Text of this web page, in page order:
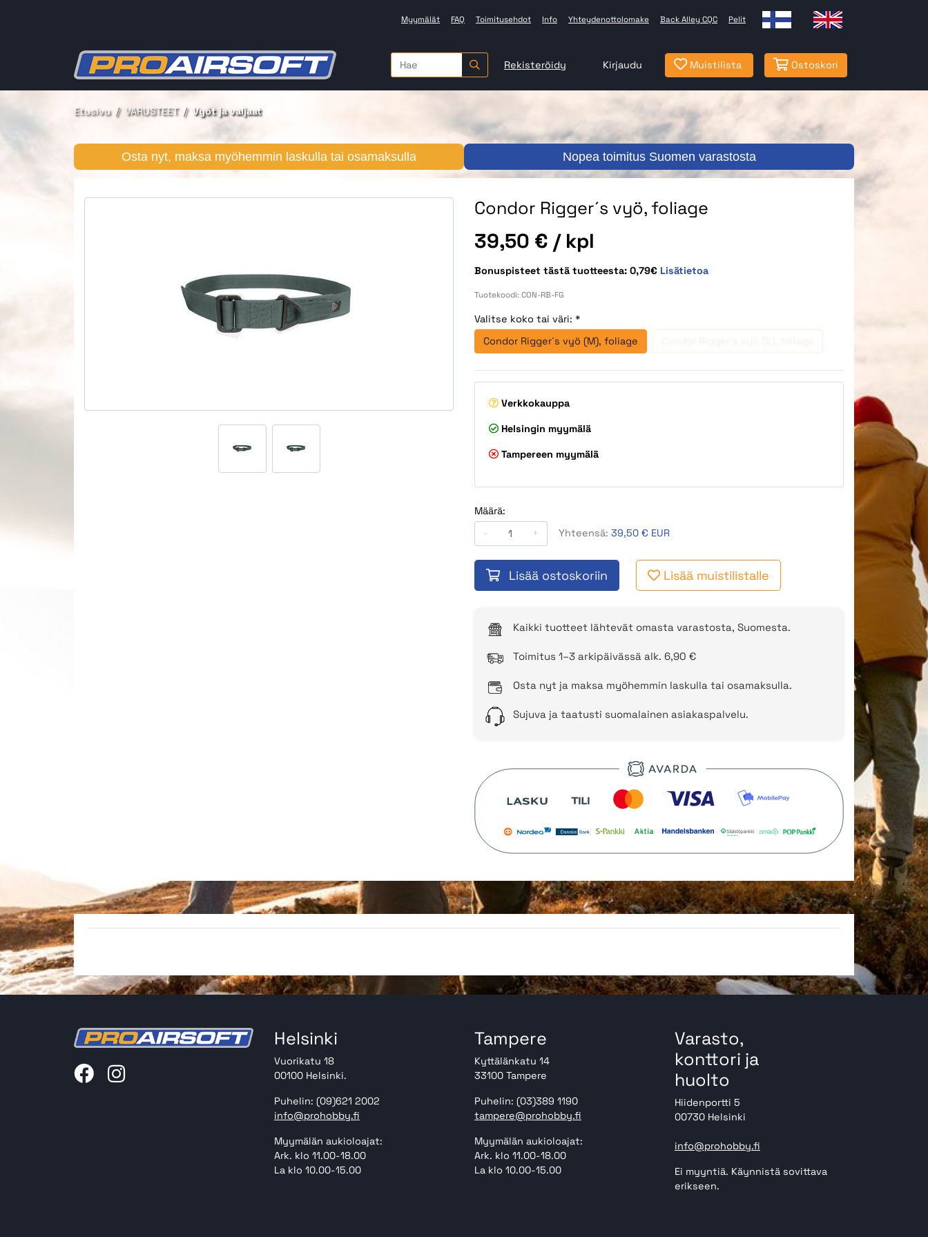
Myymälät FAQ Toimitusehdot Info Yhteydenottolomake Back Alley CQC Pelit
Rekisteröidy Kirjaudu Muistilista Ostoskori
Etusivu VARUSTEET Vyöt ja valjaat
Osta nyt, maksa myöhemmin laskulla tai osamaksulla Nopea toimitus Suomen varastosta
Condor Rigger´s vyö, foliage
Hinta
39,50 € / kpl
Bonuspisteet tästä tuotteesta: 0,79€ Lisätietoa
Tuotekoodi: CON-RB-FG
Valitse koko tai väri: *
Condor Rigger´s vyö (M), foliage
Condor Rigger´s vyö (S), foliage
Verkkokauppa
Helsingin myymälä
Tampereen myymälä
Määrä:
-
+ Yhteensä: 39,50 € EUR
Lisää ostoskoriin Lisää muistilistalle
Kaikki tuotteet lähtevät omasta varastosta, Suomesta.
Toimitus 1–3 arkipäivässä alk. 6,90 €
Osta nyt ja maksa myöhemmin laskulla tai osamaksulla.
Sujuva ja taatusti suomalainen asiakaspalvelu.
Helsinki
Vuorikatu 18
00100 Helsinki.
Puhelin: (09)621 2002
info@prohobby.fi
Myymälän aukioloajat:
Ark. klo 11.00-18.00
La klo 10.00-15.00
Tampere
Kyttälänkatu 14
33100 Tampere
Puhelin: (03)389 1190
tampere@prohobby.fi
Myymälän aukioloajat:
Ark. klo 11.00-18.00
La klo 10.00-15.00
Varasto,
konttori ja
huolto
Hiidenportti 5
00730 Helsinki
info@prohobby.fi
Ei myyntiä. Käynnistä sovittava
erikseen.